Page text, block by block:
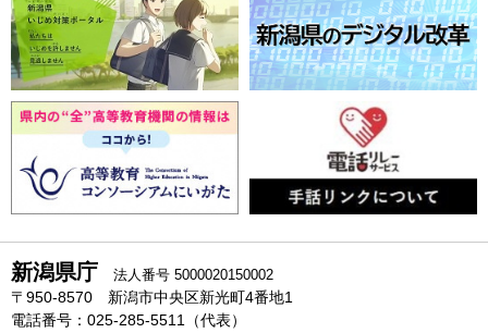
新潟県庁 法人番号 5000020150002
〒950-8570 新潟市中央区新光町4番地1
電話番号：025-285-5511（代表）